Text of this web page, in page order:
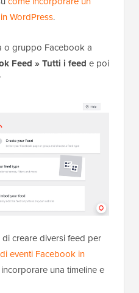
WordPress.
o gruppo Facebook a
Feed » Tutti i feed e poi
creare diversi feed per
eventi Facebook in
una timeline e